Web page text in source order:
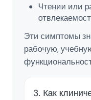
Чтении или
Эти симптомы
рабочую,
3. Как